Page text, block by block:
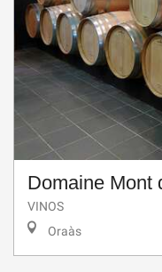
Domaine Mont
VINOS
Oraàs